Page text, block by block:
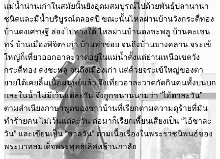
แม่น้ำน่านเก่าในสมัยนั้นยังอุดมสมบูรณ์ไปด้วยพันธุ์ปลานานา
ชนิดและมีน้ำบริบูรณ์ตลอดปี ขณะนั้นไหลผ่านบ้านวังกระดี่ทอง
บ้านดงเศรษฐี ล่องไปทางใต้ ไหลผ่านบ้านดงชะพลู บ้านคะเชน
ทร์ บ้านเมืองพิจิตรเก่า บ้านท่าข่อย จนถึงบ้านบางคลาน จระเข้
ใหญ่ก็เที่ยวออกอาละวาดอยู่ในแม่น้ำตั้งแต่ย่านเหนือเขตวัง
กระดี่ทอง ดงชะพลู จนถึงเมืองเก่า แต่ด้วยจระเข้ใหญ่ของตา
ยายได้เคยลิ้มเนื้อมนุษย์แล้ว จึงเที่ยวอาละวาดกัดกินคนทั้งบนบก
และในน้ำไม่มีเว้นแต่ละวัน จึงถูกขนานนามว่า “ไอ้ตาละวัน”
ตามสำเนียงภาษาพูดของชาวบ้านที่เรียกตามความดุร้ายที่มัน
ทำร้ายคน ไม่เว้นแต่ละวัน ต่อมาก็เรียกเพี้ยนเสียงเป็น “ไอ้ชาละ
วัน” และเขียนเป็น “ชาลวัน” ตามเนื้อเรื่องในพระราชนิพนธ์ของ
พระบาทสมเด็จพระพุทธเลิศหล้านภาลัย